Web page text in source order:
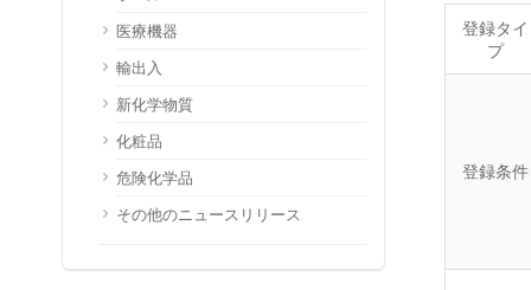
登録タイ
プ
登録条件
医療機器
輸出入
新化学物質
化粧品
危険化学品
その他のニュースリリース